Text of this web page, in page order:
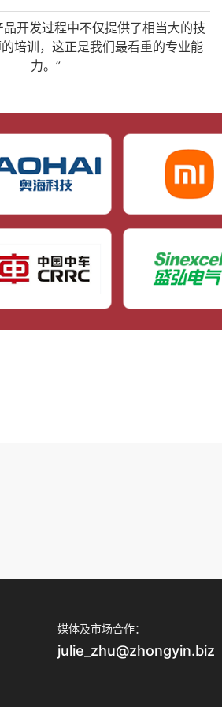
开发过程中不仅提供了相当大的技
培训，这正是我们最看重的专业能
力。”
媒体及市场合作：
julie_zhu@zhongyin.biz